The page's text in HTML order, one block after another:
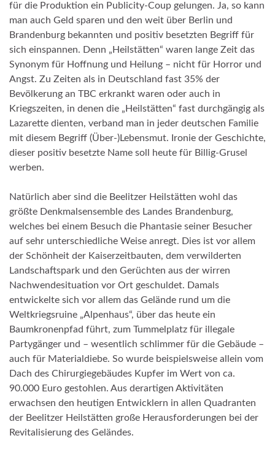
für die Produktion ein Publicity-Coup gelungen. Ja, so kann
man auch Geld sparen und den weit über Berlin und
Brandenburg bekannten und positiv besetzten Begriff für
sich einspannen. Denn „Heilstätten“ waren lange Zeit das
Synonym für Hoffnung und Heilung – nicht für Horror und
Angst. Zu Zeiten als in Deutschland fast 35% der
Bevölkerung an TBC erkrankt waren oder auch in
Kriegszeiten, in denen die „Heilstätten“ fast durchgängig als
Lazarette dienten, verband man in jeder deutschen Familie
mit diesem Begriff (Über-)Lebensmut. Ironie der Geschichte,
dieser positiv besetzte Name soll heute für Billig-Grusel
werben.
Natürlich aber sind die Beelitzer Heilstätten wohl das
größte Denkmalsensemble des Landes Brandenburg,
welches bei einem Besuch die Phantasie seiner Besucher
auf sehr unterschiedliche Weise anregt. Dies ist vor allem
der Schönheit der Kaiserzeitbauten, dem verwilderten
Landschaftspark und den Gerüchten aus der wirren
Nachwendesituation vor Ort geschuldet. Damals
entwickelte sich vor allem das Gelände rund um die
Weltkriegsruine „Alpenhaus“, über das heute ein
Baumkronenpfad führt, zum Tummelplatz für illegale
Partygänger und – wesentlich schlimmer für die Gebäude –
auch für Materialdiebe. So wurde beispielsweise allein vom
Dach des Chirurgiegebäudes Kupfer im Wert von ca.
90.000 Euro gestohlen. Aus derartigen Aktivitäten
erwachsen den heutigen Entwicklern in allen Quadranten
der Beelitzer Heilstätten große Herausforderungen bei der
Revitalisierung des Geländes.